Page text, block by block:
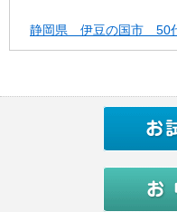
静岡県 伊豆の国市 50